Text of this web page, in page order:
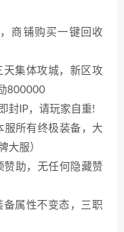
商铺购买一键回收
天集体攻城，新区攻
800000
封IP，请玩家自重!
服所有终极装备，大
大服）
赞助，无任何隐藏赞
备属性不变态，三职